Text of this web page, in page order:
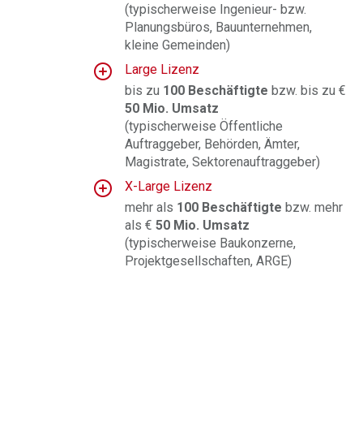
(typischerweise Ingenieur- bzw.
Planungsbüros, Bauunternehmen,
kleine Gemeinden)
Large Lizenz
bis zu 100 Beschäftigtebzw. bis zu €
50 Mio. Umsatz
(typischerweise Öffentliche
Auftraggeber, Behörden, Ämter,
Magistrate, Sektorenauftraggeber)
X-Large Lizenz
mehr als 100 Beschäftigtebzw. mehr
als €50 Mio. Umsatz
(typischerweise Baukonzerne,
Projektgesellschaften, ARGE)